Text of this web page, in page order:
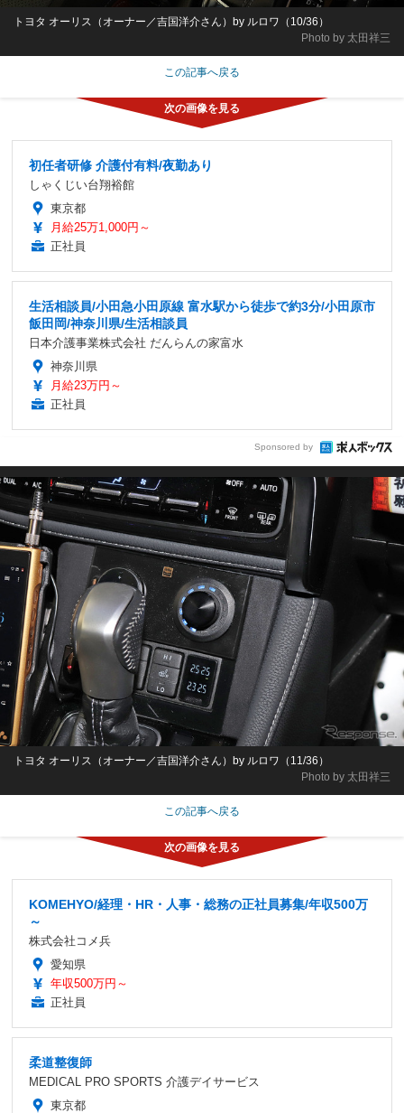
Photo by 太田祥三
トヨタ オーリス（オーナー／吉国洋介さん）by ルロワ（10/36）
この記事へ戻る
初任者研修 介護付有料/夜勤あり
しゃくじい台翔裕館
東京都
月給25万1,000円～
正社員
生活相談員/小田急小田原線 富水駅から徒歩で約3分/小田原市
飯田岡/神奈川県/生活相談員
日本介護事業株式会社 だんらんの家富水
神奈川県
月給23万円～
正社員
Sponsored by
Photo by 太田祥三
トヨタ オーリス（オーナー／吉国洋介さん）by ルロワ（11/36）
この記事へ戻る
KOMEHYO/経理・HR・人事・総務の正社員募集/年収500万
～
株式会社コメ兵
愛知県
年収500万円～
正社員
柔道整復師
MEDICAL PRO SPORTS 介護デイサービス
東京都